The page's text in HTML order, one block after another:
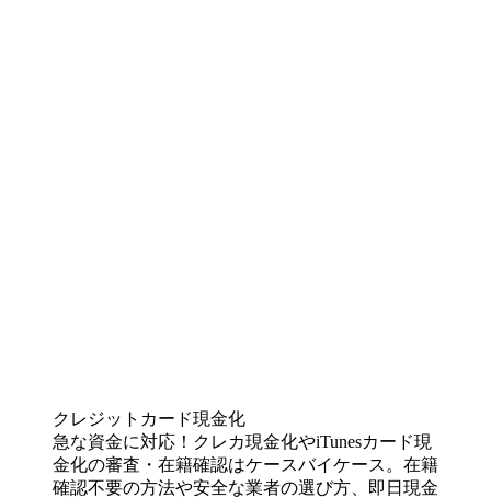
クレジットカード現金化
急な資金に対応！クレカ現金化やiTunesカード現
金化の審査・在籍確認はケースバイケース。在籍
確認不要の方法や安全な業者の選び方、即日現金